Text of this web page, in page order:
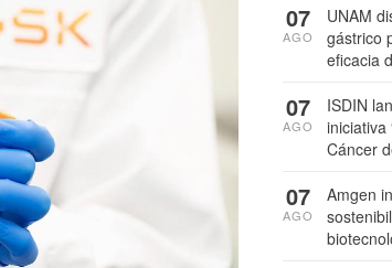
UNAM
gástrico
eficacia
07
AGO
ISDIN
iniciativa
Cáncer
07
AGO
Amgen
07
AGO